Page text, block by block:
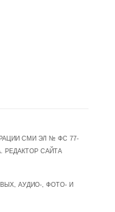
СМИ ЭЛ № ФС 77-
РЕДАКТОР САЙТА
АУДИО-, ФОТО- И